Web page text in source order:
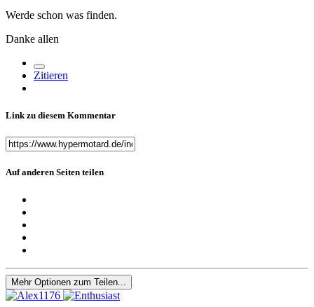
Werde schon was finden.
Danke allen
Zitieren
Link zu diesem Kommentar
Auf anderen Seiten teilen
Mehr Optionen zum Teilen...